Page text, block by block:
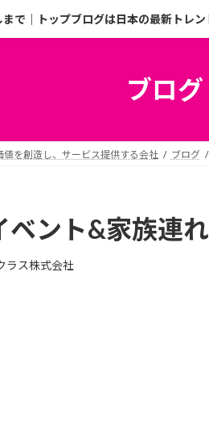
で｜トップブログは日本の最新トレン
ブログ
を創造し、サービス提供する会社 ブログ
ント&家族連
ラス株式会社